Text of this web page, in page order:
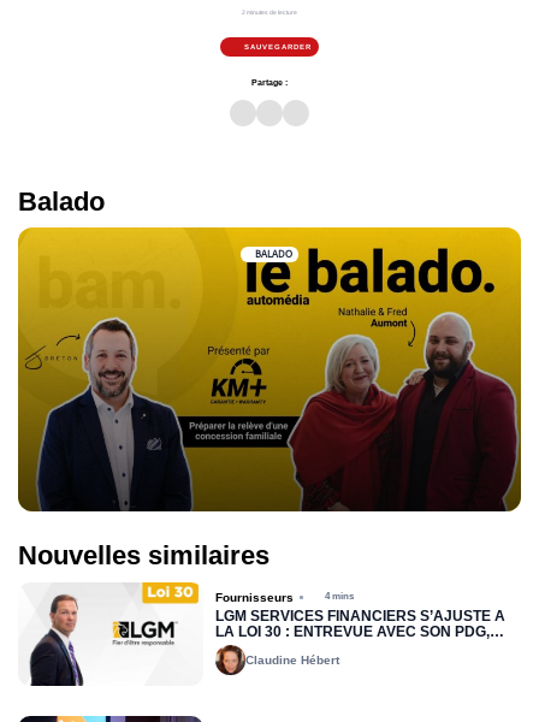
2 minutes de lecture
SAUVEGARDER
Partage :
Balado
BALADO
Nouvelles similaires
Fournisseurs 4 mins
LGM SERVICES FINANCIERS S’AJUSTE À
LA LOI 30 : ENTREVUE AVEC SON PDG,
DREW COLLIER
Claudine Hébert